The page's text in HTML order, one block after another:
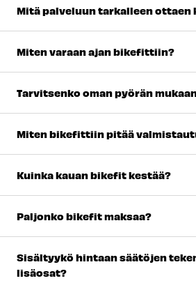
Mitä palveluun tarkalleen ottaen
Miten varaan ajan bikefittiin?
Tarvitsenko oman pyörän
Miten bikefittiin pitää
Kuinka kauan bikefit kestää?
Paljonko bikefit maksaa?
Sisältyykö hintaan säätöjen
lisäosat?